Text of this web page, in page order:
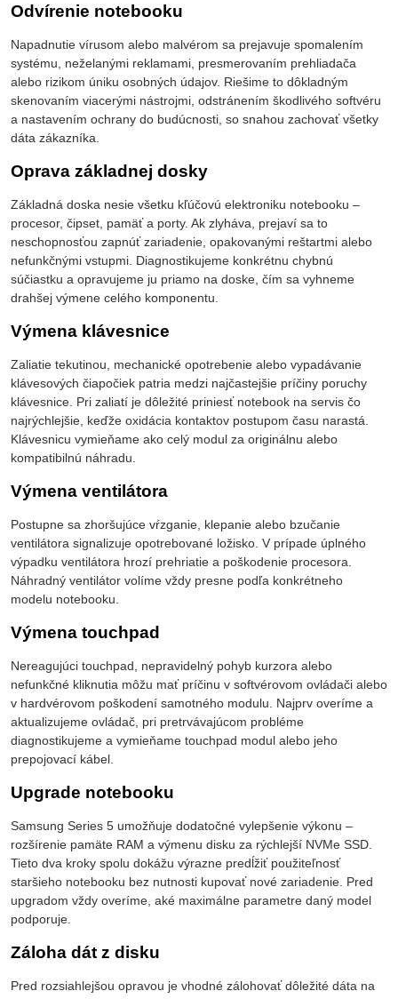
Odvírenie notebooku
Napadnutie vírusom alebo malvérom sa prejavuje spomalením
systému, neželanými reklamami, presmerovaním prehliadača
alebo rizikom úniku osobných údajov. Riešime to dôkladným
skenovaním viacerými nástrojmi, odstránením škodlivého softvéru
a nastavením ochrany do budúcnosti, so snahou zachovať všetky
dáta zákazníka.
Oprava základnej dosky
Základná doska nesie všetku kľúčovú elektroniku notebooku –
procesor, čipset, pamäť a porty. Ak zlyháva, prejaví sa to
neschopnosťou zapnúť zariadenie, opakovanými reštartmi alebo
nefunkčnými vstupmi. Diagnostikujeme konkrétnu chybnú
súčiastku a opravujeme ju priamo na doske, čím sa vyhneme
drahšej výmene celého komponentu.
Výmena klávesnice
Zaliatie tekutinou, mechanické opotrebenie alebo vypadávanie
klávesových čiapočiek patria medzi najčastejšie príčiny poruchy
klávesnice. Pri zaliatí je dôležité priniesť notebook na servis čo
najrýchlejšie, keďže oxidácia kontaktov postupom času narastá.
Klávesnicu vymieňame ako celý modul za originálnu alebo
kompatibilnú náhradu.
Výmena ventilátora
Postupne sa zhoršujúce vŕzganie, klepanie alebo bzučanie
ventilátora signalizuje opotrebované ložisko. V prípade úplného
výpadku ventilátora hrozí prehriatie a poškodenie procesora.
Náhradný ventilátor volíme vždy presne podľa konkrétneho
modelu notebooku.
Výmena touchpad
Nereagujúci touchpad, nepravidelný pohyb kurzora alebo
nefunkčné kliknutia môžu mať príčinu v softvérovom ovládači alebo
v hardvérovom poškodení samotného modulu. Najprv overíme a
aktualizujeme ovládač, pri pretrvávajúcom probléme
diagnostikujeme a vymieňame touchpad modul alebo jeho
prepojovací kábel.
Upgrade notebooku
Samsung Series 5 umožňuje dodatočné vylepšenie výkonu –
rozšírenie pamäte RAM a výmenu disku za rýchlejší NVMe SSD.
Tieto dva kroky spolu dokážu výrazne predĺžiť použiteľnosť
staršieho notebooku bez nutnosti kupovať nové zariadenie. Pred
upgradom vždy overíme, aké maximálne parametre daný model
podporuje.
Záloha dát z disku
Pred rozsiahlejšou opravou je vhodné zálohovať dôležité dáta na